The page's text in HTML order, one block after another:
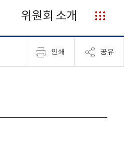
위원회 소개
누
리
집
안
인쇄 공유